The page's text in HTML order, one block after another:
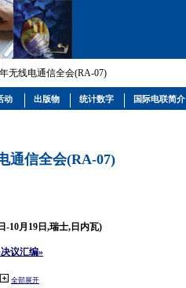
无线电通信全会(RA-07)
通信全会(RA-07)
-10月19日,瑞士,日内瓦)
议汇编»
全部展开
动 出版物 统计数字 国际电联简介